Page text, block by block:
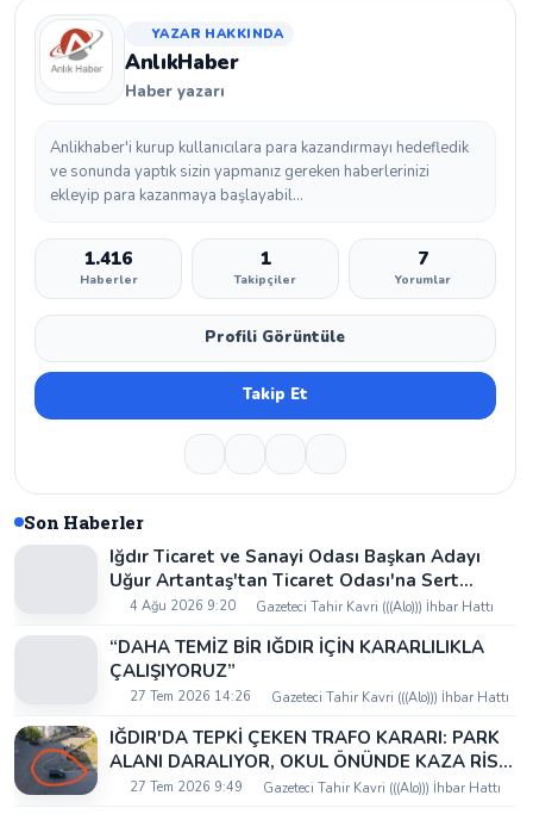
YAZAR HAKKINDA
AnlıkHaber
Haber yazarı
Anlikhaber'i kurup kullanıcılara para kazandırmayı hedefledik
ve sonunda yaptık sizin yapmanız gereken haberlerinizi
ekleyip para kazanmaya başlayabil...
1.416
Haberler
1
Takipçiler
7
Yorumlar
Profili Görüntüle
Takip Et
Son Haberler
Iğdır Ticaret ve Sanayi Odası Başkan Adayı
Uğur Artantaş'tan Ticaret Odası'na Sert
Eleştiri: "Nakliyeci Sahipsiz Bırakılamaz"
4 Ağu 2026 9:20 Gazeteci Tahir Kavri (((Alo))) İhbar Hattı
“DAHA TEMİZ BİR IĞDIR İÇİN KARARLILIKLA
ÇALIŞIYORUZ”
27 Tem 2026 14:26 Gazeteci Tahir Kavri (((Alo))) İhbar Hattı
IĞDIR'DA TEPKİ ÇEKEN TRAFO KARARI: PARK
ALANI DARALIYOR, OKUL ÖNÜNDE KAZA RİSKİ
İDDİASI VE IĞDIR VALİSİ NEREDE?
27 Tem 2026 9:49 Gazeteci Tahir Kavri (((Alo))) İhbar Hattı